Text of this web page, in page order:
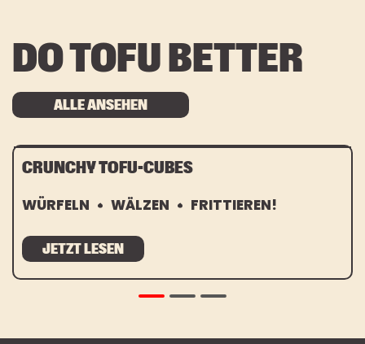
DO TOFU BETTER
ALLE ANSEHEN
CRUNCHY TOFU-CUBES
WÜRFELN WÄLZEN FRITTIEREN!
JETZT LESEN